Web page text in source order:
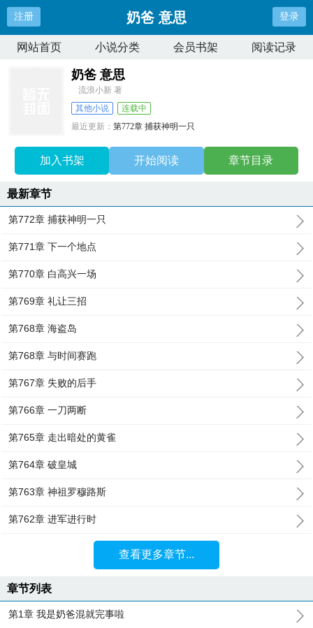
注册 奶爸 意思 登录
网站首页 小说分类 会员书架 阅读记录
奶爸 意思
流浪小新 著
其他小说
连载中
最近更新：第772章 捕获神明一只
加入书架 开始阅读 章节目录
最新章节
第772章 捕获神明一只
第771章 下一个地点
第770章 白高兴一场
第769章 礼让三招
第768章 海盗岛
第768章 与时间赛跑
第767章 失败的后手
第766章 一刀两断
第765章 走出暗处的黄雀
第764章 破皇城
第763章 神祖罗穆路斯
第762章 进军进行时
查看更多章节...
章节列表
第1章 我是奶爸混就完事啦